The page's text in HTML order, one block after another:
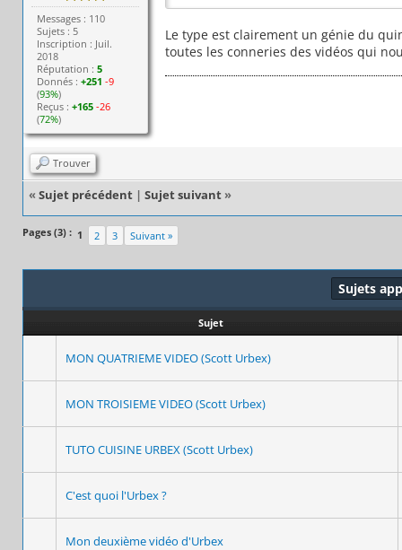
Messages : 110
Sujets : 5
Inscription : Juil.
2018
Réputation :5
Donnés :+251 -9
(93%)
Reçus :+165 -26
(72%)
Le type est clairement un génie du
toutes les conneries des vidéos qui
Trouver
« Sujet précédent | Sujet suivant »
Pages (3) : 1 2 3 Suivant »
Sujets
Sujet
MON QUATRIEME VIDEO (Scott Urbex)
MON TROISIEME VIDEO (Scott Urbex)
TUTO CUISINE URBEX (Scott Urbex)
C'est quoi l'Urbex ?
Mon deuxième vidéo d'Urbex